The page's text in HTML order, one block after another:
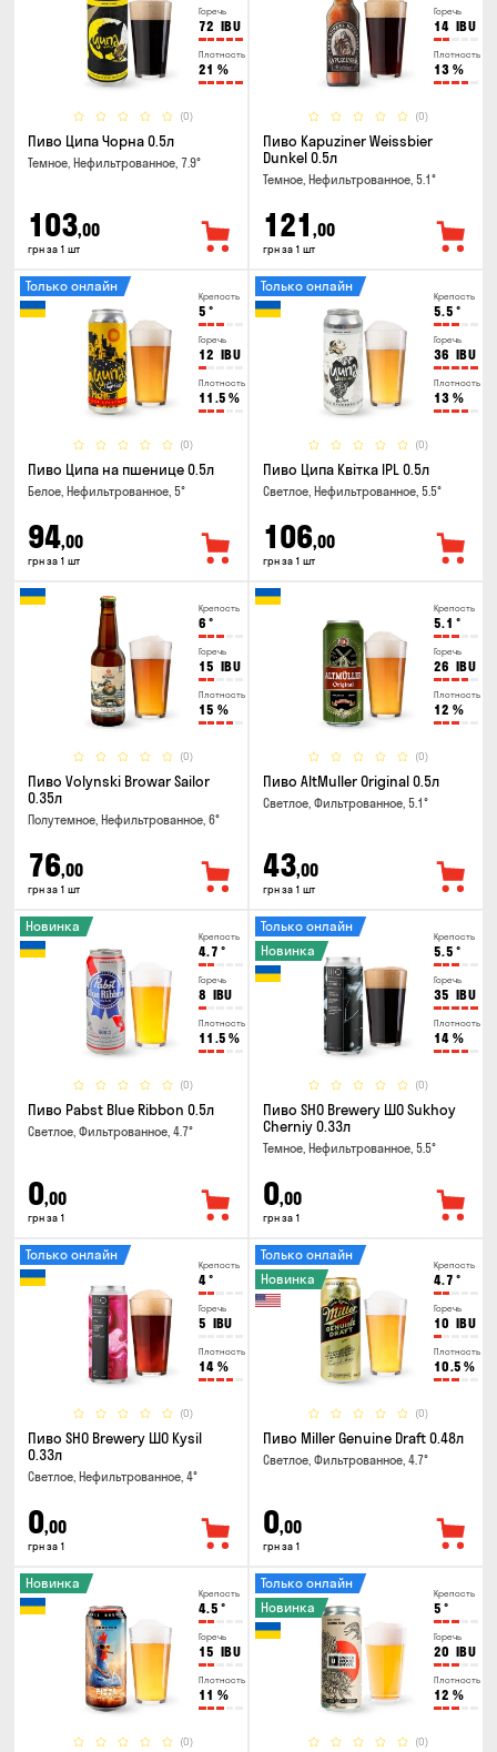
Горечь
72 IBU
Плотность
21 %
(0)
Пиво Ципа Чорна 0.5л
Темное, Нефильтрованное, 7.9°
103,00
грн за 1 шт
Горечь
14 IBU
Плотность
13 %
(0)
Пиво Kapuziner Weissbier
Dunkel 0.5л
Темное, Нефильтрованное, 5.1°
121 ,00
грн за 1 шт
Крепость
5 °
Горечь
12 IBU
Плотность
11.5 %
(0)
Только онлайн
Пиво Ципа на пшенице 0.5л
Белое, Нефильтрованное, 5°
94,00
грн за 1 шт
Крепость
5.5 °
Горечь
36 IBU
Плотность
13 %
(0)
Только онлайн
Пиво Ципа Квітка IPL 0.5л
Светлое, Нефильтрованное, 5.5°
106,00
грн за 1 шт
Крепость
6 °
Горечь
15 IBU
Плотность
15 %
(0)
Пиво Volynski Browar Sailor
0.35л
Полутемное, Нефильтрованное, 6°
76,00
грн за 1 шт
Крепость
5.1 °
Горечь
26 IBU
Плотность
12 %
(0)
Пиво AltMuller Original 0.5л
Светлое, Фильтрованное, 5.1°
43,00
грн за 1 шт
Крепость
4.7 °
Горечь
8 IBU
Плотность
11.5 %
(0)
Новинка
Пиво Pabst Blue Ribbon 0.5л
Светлое, Фильтрованное, 4.7°
0,00
грн за 1
Крепость
5.5 °
Горечь
35 IBU
Плотность
14 %
(0)
Только онлайн
Новинка
Пиво SHO Brewery ШО Sukhoy
Cherniy 0.33л
Темное, Нефильтрованное, 5.5°
0,00
грн за 1
Крепость
4°
Горечь
5 IBU
Плотность
14 %
(0)
Только онлайн
Пиво SHO Brewery ШО Kysil
0.33л
Светлое, Нефильтрованное, 4°
0,00
грн за 1
Крепость
4.7 °
Горечь
10 IBU
Плотность
10.5 %
(0)
Только онлайн
Новинка
Пиво Miller Genuine Draft 0.48л
Светлое, Фильтрованное, 4.7°
0,00
грн за 1
Крепость
4.5 °
Горечь
15 IBU
Плотность
11 %
(0)
Новинка
Крепость
5 °
Горечь
20 IBU
Плотность
12 %
(0)
Только онлайн
Новинка